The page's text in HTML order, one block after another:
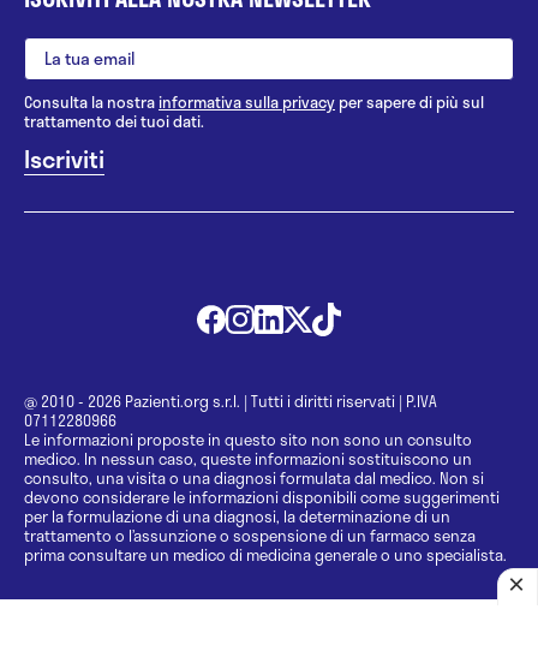
Consulta la nostrainformativa sulla privacy per sapere di più sul
trattamento dei tuoi dati.
@ 2010 - 2026 Pazienti.org s.r.l. | Tutti i diritti riservati | P.IVA
07112280966
Le informazioni proposte in questo sito non sono un consulto
medico. In nessun caso, queste informazioni sostituiscono un
consulto, una visita o una diagnosi formulata dal medico. Non si
devono considerare le informazioni disponibili come suggerimenti
per la formulazione di una diagnosi, la determinazione di un
trattamento o l’assunzione o sospensione di un farmaco senza
prima consultare un medico di medicina generale o uno specialista.